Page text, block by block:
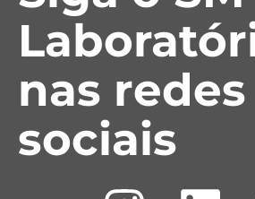
nas redes
sociais